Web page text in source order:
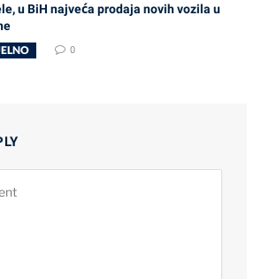
u BiH najveća prodaja novih vozila u
0